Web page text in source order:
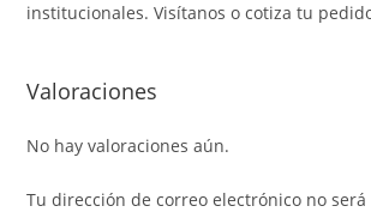
institucionales. Visítanos o cotiza tu
Valoraciones
No hay valoraciones aún.
Tu dirección de correo electrónico no